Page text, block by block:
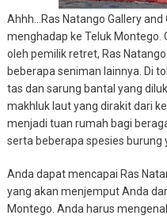
Ahhh…Ras Natango Gallery
menghadap ke Teluk Montego.
oleh pemilik retret, Ras
beberapa seniman lainnya. Di
tas dan sarung bantal yang
makhluk laut yang dirakit dari
menjadi tuan rumah bagi
serta beberapa spesies burung
Anda dapat mencapai Ras
yang akan menjemput Anda
Montego. Anda harus